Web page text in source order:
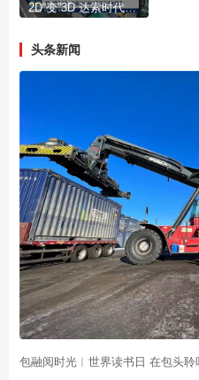
2D“变”3D 达索时代跑出数字经济加速度
头条新闻
包融阅时光︱世界读书日 在包头聆